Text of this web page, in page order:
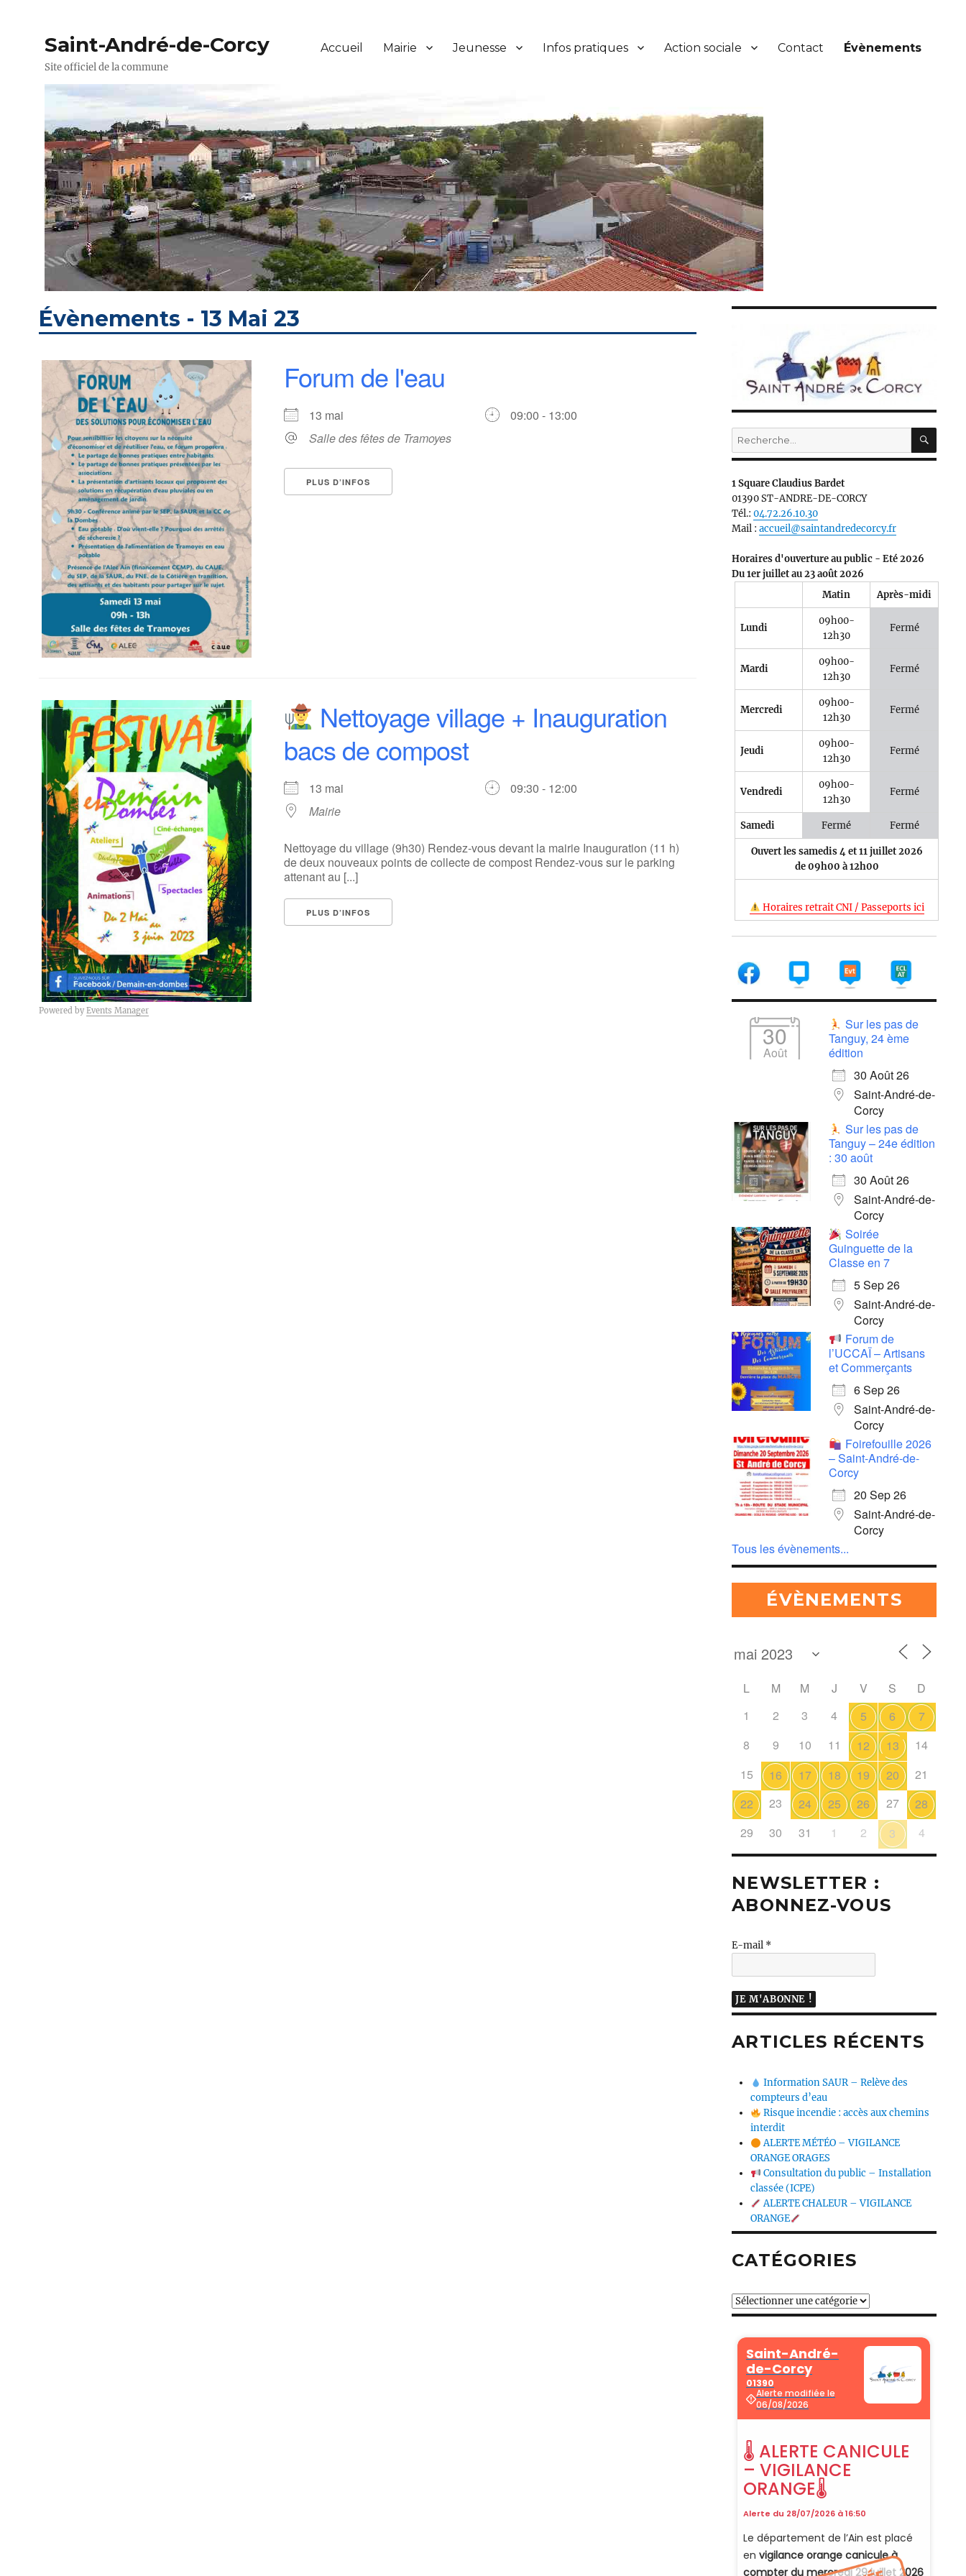
Saint-André-de-Corcy
Site officiel de la commune
Accueil Mairie Jeunesse Infos pratiques Action sociale Contact Évènements
Évènements - 13 Mai 23
Forum de l'eau
13 mai
09:00 - 13:00
Salle des fêtes de Tramoyes
PLUS D’INFOS
Nettoyage village + Inauguration
bacs de compost
13 mai
09:30 - 12:00
Mairie
Nettoyage du village (9h30) Rendez-vous devant la mairie Inauguration (11 h)
de deux nouveaux points de collecte de compost Rendez-vous sur le parking
attenant au [...]
PLUS D’INFOS
Powered by Events Manager
Recherche
pour :
1 Square Claudius Bardet
01390 ST-ANDRE-DE-CORCY
Tél.:04.72.26.10.30
Mail :accueil@saintandredecorcy.fr
Horaires d'ouverture au public - Eté 2026
Du 1er juillet au 23 août 2026
Matin
Après-midi
Lundi
09h00-
12h30
Fermé
Mardi
09h00-
12h30
Fermé
Mercredi
09h00-
12h30
Fermé
Jeudi
09h00-
12h30
Fermé
Vendredi
09h00-
12h30
Fermé
Samedi Fermé Fermé
Ouvert les samedis 4 et 11 juillet 2026
de 09h00 à 12h00
Horaires retrait CNI / Passeports ici
30
Août
Sur les pas de
Tanguy, 24 ème
édition
30 Août 26
Saint-André-de-
Corcy
Sur les pas de
Tanguy – 24e édition
: 30 août
30 Août 26
Saint-André-de-
Corcy
Soirée
Guinguette de la
Classe en 7
5 Sep 26
Saint-André-de-
Corcy
Forum de
l’UCCAÏ – Artisans
et Commerçants
6 Sep 26
Saint-André-de-
Corcy
Foirefouille 2026
– Saint-André-de-
Corcy
20 Sep 26
Saint-André-de-
Corcy
Tous les évènements...
ÉVÈNEMENTS
L M M J V S
D
1
2 3 4 5 6
7
8
9 10 11 12 13
14
15
16 17 18 19 20
21
22
23 24 25 26 27
28
29
30 31 1 2 3 4
NEWSLETTER :
ABONNEZ-VOUS
E-mail *
ARTICLES RÉCENTS
Information SAUR – Relève des
compteurs d’eau
Risque incendie : accès aux chemins
interdit
ALERTE MÉTÉO – VIGILANCE
ORANGE ORAGES
Consultation du public – Installation
classée (ICPE)
ALERTE CHALEUR – VIGILANCE
ORANGE
CATÉGORIES
Catégories